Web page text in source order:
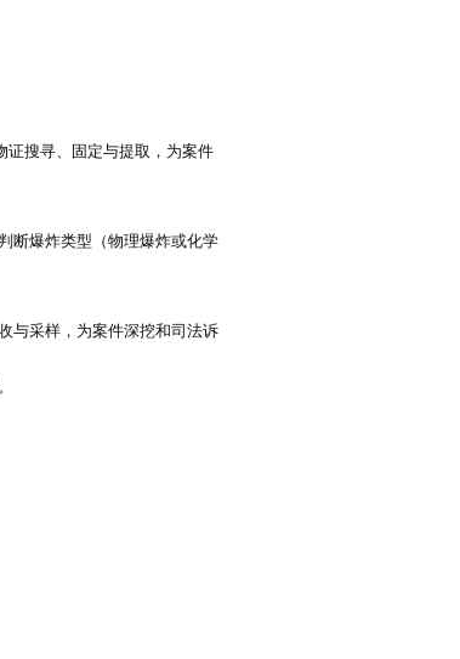
证搜寻、固定与提取，为案件
断爆炸类型（物理爆炸或化学
与采样，为案件深挖和司法诉